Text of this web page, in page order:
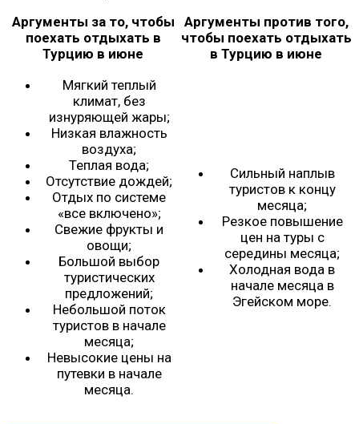
Аргументы за то, чтобы
поехать отдыхать в
Турцию в июне
Аргументы против того,
чтобы поехать отдыхать
в Турцию в июне
Мягкий теплый
климат, без
изнуряющей жары;
Низкая влажность
воздуха;
Теплая вода;
Отсутствие дождей;
Отдых по системе
«все включено»;
Свежие фрукты и
овощи;
Большой выбор
туристических
предложений;
Небольшой поток
туристов в начале
месяца;
Невысокие цены на
путевки в начале
месяца.
Сильный наплыв
туристов к концу
месяца;
Резкое повышение
цен на туры с
середины месяца;
Холодная вода в
начале месяца в
Эгейском море.